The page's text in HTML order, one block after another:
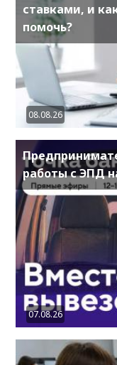
ставками, и
помочь?
08.08.26
работы с ЭПД
07.08.26